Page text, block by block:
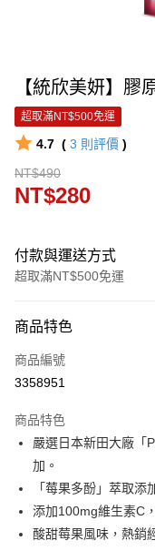
【統欣美妍】膠
超取滿NT$500免運
4.7 ( 3 則評價 )
NT$490
NT$280
付款與運送方式
超取滿NT$500免運
信用卡一次付款
信用卡分期付款
合作金庫商業銀行
華南商業銀行
上海商業儲蓄銀行
國泰世華商業銀行
臺灣中小企業銀行
匯豐（台灣）商業銀行
聯邦商業銀行
超商取貨付款
LINE Pay
街口支付
悠遊付
商品特色
商品編號
3358951
商品特色
嚴選日本新田大廠「
加。
「莓果多酚」萃取添
添加100mg維生素C
酸甜莓果風味，熱銷